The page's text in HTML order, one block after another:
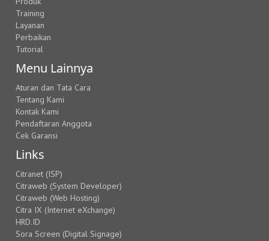
Training
Layanan
Perbaikan
Tutorial
Menu Lainnya
Aturan dan Tata Cara
Tentang Kami
Kontak Kami
Pendaftaran Anggota
Cek Garansi
Links
Citranet (ISP)
Citraweb (System Developer)
Citraweb (Web Hosting)
Citra IX (Internet eXchange)
HRD.ID
Sora Screen (Digital Signage)